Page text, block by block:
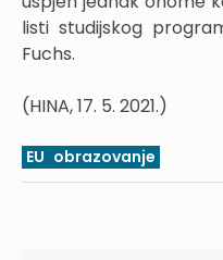
listi studijskog
Fuchs.
(HINA, 17. 5. 2021.)
EU obrazovanje